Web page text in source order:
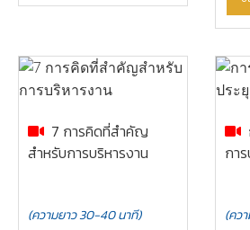
7 การคิดที่สำคัญ
สำหรับการบริหารงาน
(ความยาว 30-40 นาที)
กา
(คว